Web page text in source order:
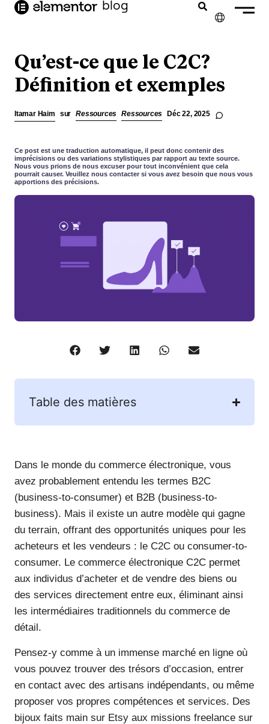
principal
blog
ENGLISH
NEDERLANDS
ESPAÑOL
ITALIANO
Qu’est-ce que le C2C?
Définition et exemples
Itamar Haim sur Ressources Ressources Déc 22, 2025
Ce post est une traduction automatique, il peut donc contenir des
imprécisions ou des variations stylistiques par rapport au texte source.
Nous vous prions de nous excuser pour tout inconvénient que cela
pourrait causer. Veuillez nous contacter si vous avez besoin que nous vous
apportions des précisions.
Table des matières
Dans le monde du commerce électronique, vous
avez probablement entendu les termes B2C
(business-to-consumer) et B2B (business-to-
business). Mais il existe un autre modèle qui gagne
du terrain, offrant des opportunités uniques pour les
acheteurs et les vendeurs : le C2C ou consumer-to-
consumer. Le commerce électronique C2C permet
aux individus d’acheter et de vendre des biens ou
des services directement entre eux, éliminant ainsi
les intermédiaires traditionnels du commerce de
détail.
Pensez-y comme à un immense marché en ligne où
vous pouvez trouver des trésors d’occasion, entrer
en contact avec des artisans indépendants, ou même
proposer vos propres compétences et services. Des
bijoux faits main sur Etsy aux missions freelance sur